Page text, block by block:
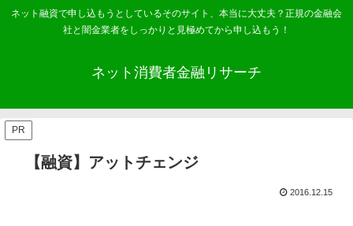
ネット融資で申し込もうとしているそのサイト、本当に大丈夫？正規の金融会
社と闇金業者をしっかりと見極めてから申し込もう！
ネット消費者金融リサーチ
PR
【融資】アットチェンジ
2016.12.15